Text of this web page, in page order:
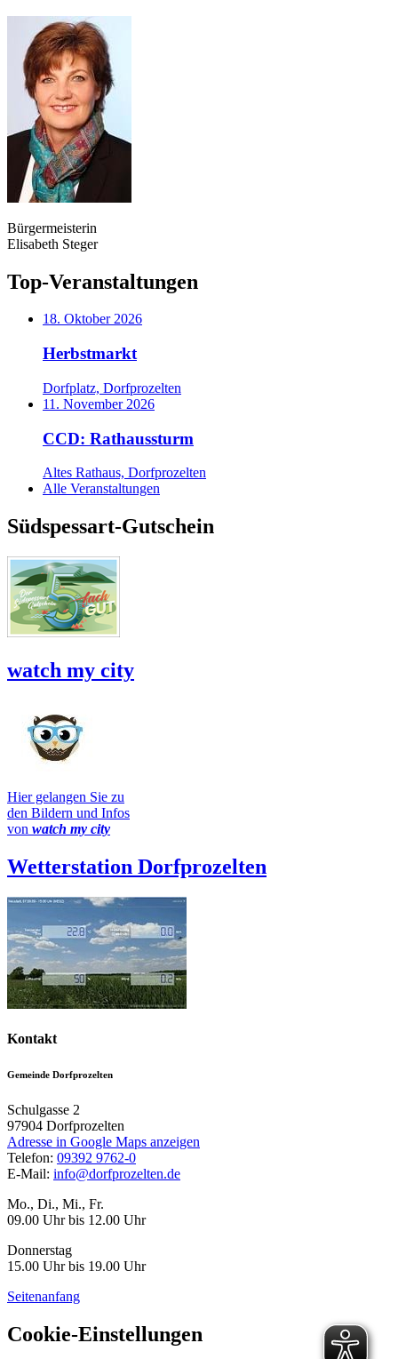
Bürgermeisterin
Elisabeth Steger
Top-Veranstaltungen
18. Oktober 2026
Herbstmarkt
Dorfplatz, Dorfprozelten
11. November 2026
CCD: Rathaussturm
Altes Rathaus, Dorfprozelten
Alle Veranstaltungen
Südspessart-Gutschein
watch my city
Hier gelangen Sie zu
den Bildern und Infos
von watch my city
Wetterstation Dorfprozelten
Kontakt
Gemeinde Dorfprozelten
Schulgasse 2
97904 Dorfprozelten
Adresse in Google Maps anzeigen
Telefon: 09392 9762-0
E-Mail: info@dorfprozelten.de
Mo., Di., Mi., Fr.
09.00 Uhr bis 12.00 Uhr
Donnerstag
15.00 Uhr bis 19.00 Uhr
Seitenanfang
Cookie-Einstellungen